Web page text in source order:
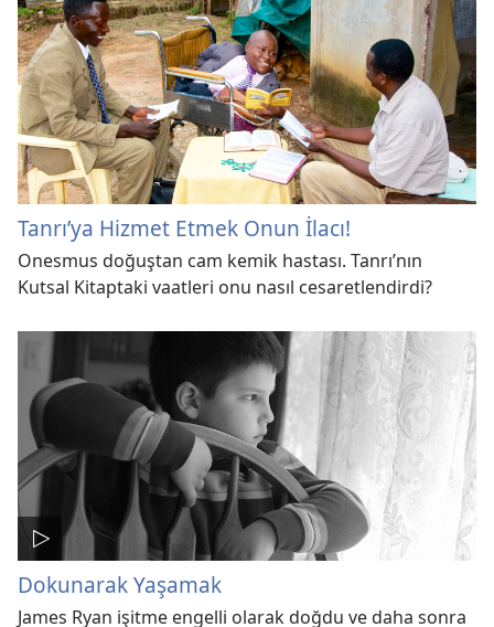
Tanrı’ya Hizmet Etmek Onun İlacı!
Onesmus doğuştan cam kemik hastası. Tanrı’nın
Kutsal Kitaptaki vaatleri onu nasıl cesaretlendirdi?
Dokunarak Yaşamak
James Ryan işitme engelli olarak doğdu ve daha sonra